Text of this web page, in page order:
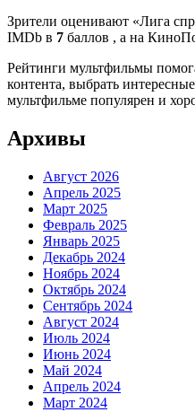
Зрители оценивают «Лига
IMDb в 7 баллов , а на
Рейтинги мультфильмы
контента, выбрать
мультфильме популярен и
Архивы
Август 2026
Апрель 2025
Март 2025
Февраль 2025
Январь 2025
Декабрь 2024
Ноябрь 2024
Октябрь 2024
Сентябрь 2024
Август 2024
Июль 2024
Июнь 2024
Май 2024
Апрель 2024
Март 2024